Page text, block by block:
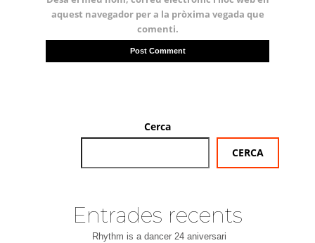
aquest navegador per a la pròxima vegada que
comenti.
Cerca
CERCA
Entrades recents
Rhythm is a dancer 24 aniversari